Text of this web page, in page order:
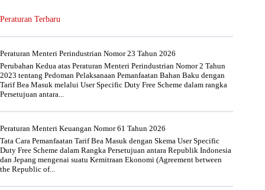
Peraturan Terbaru
Peraturan Menteri Perindustrian Nomor 23 Tahun 2026
Perubahan Kedua atas Peraturan Menteri Perindustrian Nomor 2 Tahun
2023 tentang Pedoman Pelaksanaan Pemanfaatan Bahan Baku dengan
Tarif Bea Masuk melalui User Specific Duty Free Scheme dalam rangka
Persetujuan antara...
Peraturan Menteri Keuangan Nomor 61 Tahun 2026
Tata Cara Pemanfaatan Tarif Bea Masuk dengan Skema User Specific
Duty Free Scheme dalam Rangka Persetujuan antara Republik Indonesia
dan Jepang mengenai suatu Kemitraan Ekonomi (Agreement between
the Republic of...